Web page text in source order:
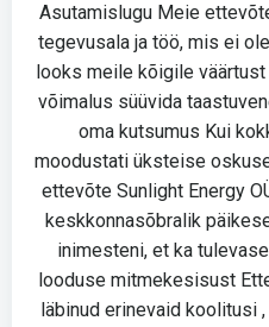
Asutamislugu Meie
tegevusala ja töö, mis ei
looks meile kõigile
võimalus süüvida
oma kutsumus Kui
moodustati üksteise
ettevõte Sunlight Energy
keskkonnasõbralik
inimesteni, et ka
looduse mitmekesisust
läbinud erinevaid koolitusi